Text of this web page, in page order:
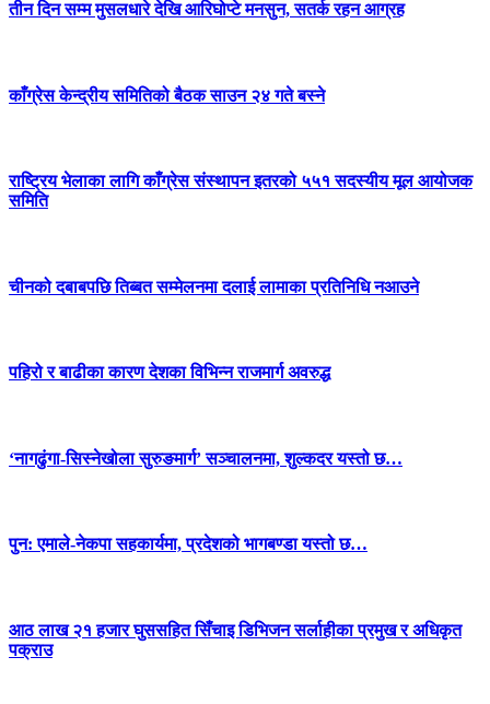
तीन दिन सम्म मुसलधारे देखि आरिघोप्टे मनसुन, सतर्क रहन आग्रह
काँग्रेस केन्द्रीय समितिको बैठक साउन २४ गते बस्ने
राष्ट्रिय भेलाका लागि काँग्रेस संस्थापन इतरको ५५१ सदस्यीय मूल आयोजक
समिति
चीनको दबाबपछि तिब्बत सम्मेलनमा दलाई लामाका प्रतिनिधि नआउने
पहिरो र बाढीका कारण देशका विभिन्न राजमार्ग अवरुद्ध
‘नागढुंगा-सिस्नेखोला सुरुङमार्ग’ सञ्चालनमा, शुल्कदर यस्तो छ…
पुन: एमाले-नेकपा सहकार्यमा, प्रदेशको भागबण्डा यस्तो छ…
आठ लाख २१ हजार घुससहित सिँचाइ डिभिजन सर्लाहीका प्रमुख र अधिकृत
पक्राउ